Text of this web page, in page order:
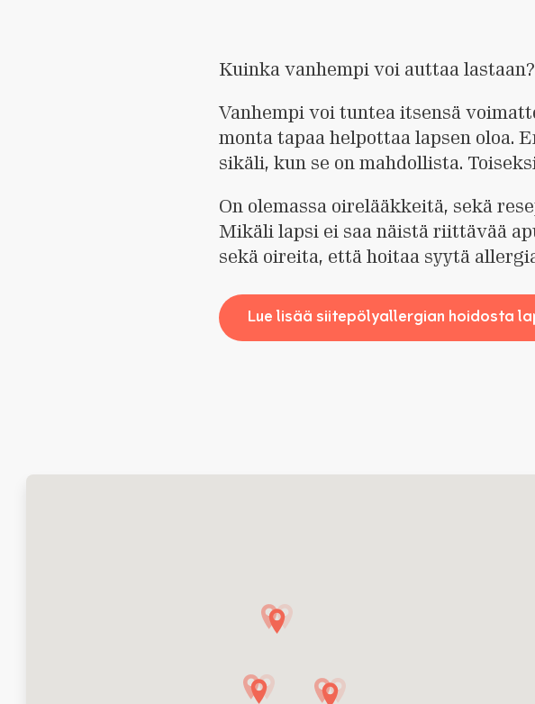
Kuinka vanhempi voi auttaa lastaan?
Vanhempi voi tuntea itsensä
monta tapaa helpottaa lapsen oloa.
sikäli, kun se on mahdollista.
On olemassa oirelääkkeitä, sekä
Mikäli lapsi ei saa näistä riittävää
sekä oireita, että hoitaa syytä
Lue lisää siitepölyallergian hoidosta
24 6
5